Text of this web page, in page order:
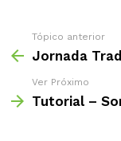
Tópico anterior
Jornada
Ver Próximo
Tutorial –